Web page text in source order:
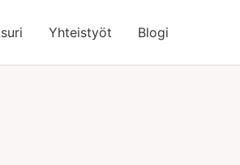
Yhteistyöt Blogi